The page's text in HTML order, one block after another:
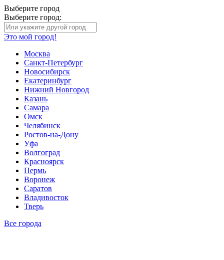
Выберите город
Выберите город:
Это мой город!
Москва
Санкт-Петербург
Новосибирск
Екатеринбург
Нижний Новгород
Казань
Самара
Омск
Челябинск
Ростов-на-Дону
Уфа
Волгоград
Красноярск
Пермь
Воронеж
Саратов
Владивосток
Тверь
Все города